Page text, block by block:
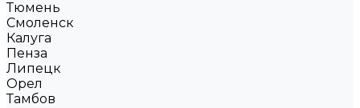
Тюмень
Смоленск
Калуга
Пенза
Липецк
Орел
Тамбов